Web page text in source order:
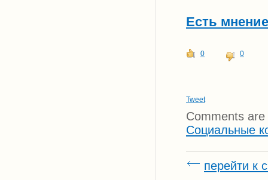
Есть
0 0
Tweet
Comments are
Социальные
перейти к